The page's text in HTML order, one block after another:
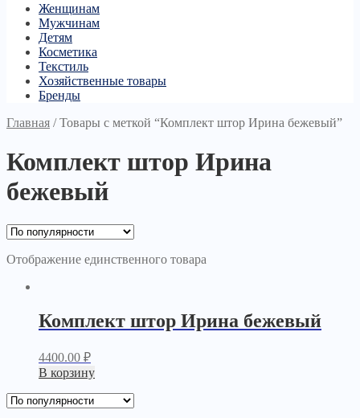
Женщинам
Мужчинам
Детям
Косметика
Текстиль
Хозяйственные товары
Бренды
Главная /Товары с меткой “Комплект штор Ирина бежевый”
Комплект штор Ирина
бежевый
Отображение единственного товара
Комплект штор Ирина бежевый
4400.00 ₽
В корзину